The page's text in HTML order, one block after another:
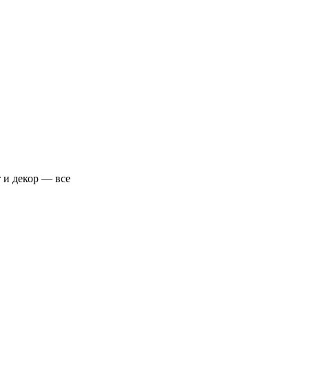
и декор — все